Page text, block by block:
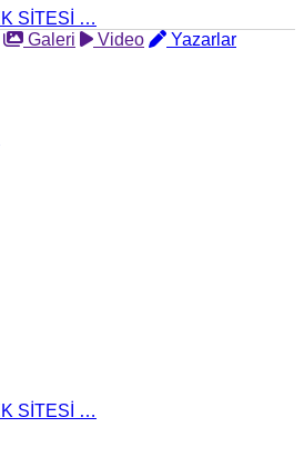
Galeri Video
Yazarlar